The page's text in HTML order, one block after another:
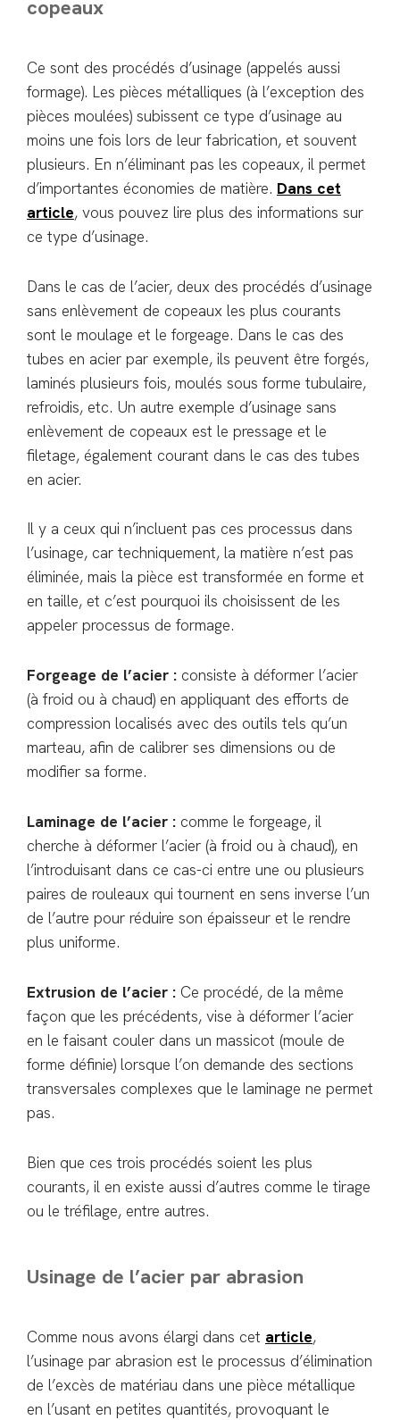
copeaux
Ce sont des procédés d’usinage (appelés aussi
formage). Les pièces métalliques (à l’exception des
pièces moulées) subissent ce type d’usinage au
moins une fois lors de leur fabrication, et souvent
plusieurs. En n’éliminant pas les copeaux, il permet
d’importantes économies de matière. Dans cet
article, vous pouvez lire plus des informations sur
ce type d’usinage.
Dans le cas de l’acier, deux des procédés d’usinage
sans enlèvement de copeaux les plus courants
sont le moulage et le forgeage. Dans le cas des
tubes en acier par exemple, ils peuvent être forgés,
laminés plusieurs fois, moulés sous forme tubulaire,
refroidis, etc. Un autre exemple d’usinage sans
enlèvement de copeaux est le pressage et le
filetage, également courant dans le cas des tubes
en acier.
Il y a ceux qui n’incluent pas ces processus dans
l’usinage, car techniquement, la matière n’est pas
éliminée, mais la pièce est transformée en forme et
en taille, et c’est pourquoi ils choisissent de les
appeler processus de formage.
Forgeage de l’acier : consiste à déformer l’acier
(à froid ou à chaud) en appliquant des efforts de
compression localisés avec des outils tels qu’un
marteau, afin de calibrer ses dimensions ou de
modifier sa forme.
Laminage de l’acier : comme le forgeage, il
cherche à déformer l’acier (à froid ou à chaud), en
l’introduisant dans ce cas-ci entre une ou plusieurs
paires de rouleaux qui tournent en sens inverse l’un
de l’autre pour réduire son épaisseur et le rendre
plus uniforme.
Extrusion de l’acier : Ce procédé, de la même
façon que les précédents, vise à déformer l’acier
en le faisant couler dans un massicot (moule de
forme définie) lorsque l’on demande des sections
transversales complexes que le laminage ne permet
pas.
Bien que ces trois procédés soient les plus
courants, il en existe aussi d’autres comme le tirage
ou le tréfilage, entre autres.
Usinage de l’acier par abrasion
Comme nous avons élargi dans cet article,
l’usinage par abrasion est le processus d’élimination
de l’excès de matériau dans une pièce métallique
en l’usant en petites quantités, provoquant le